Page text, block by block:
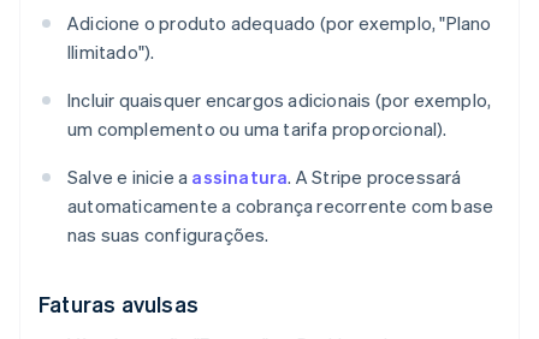
Adicione o produto adequado (por exemplo, "Plano
Ilimitado").
Incluir quaisquer encargos adicionais (por exemplo,
um complemento ou uma tarifa proporcional).
Salve e inicie a assinatura. A Stripe processará
automaticamente a cobrança recorrente com base
nas suas configurações.
Faturas avulsas